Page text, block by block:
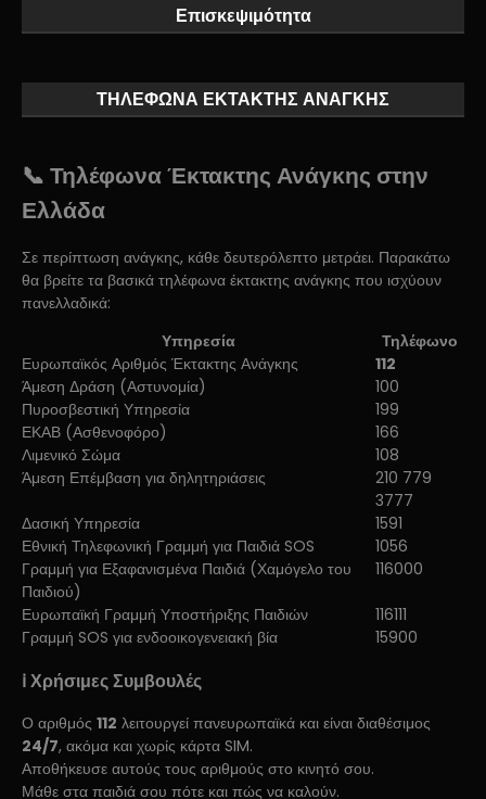
Επισκεψιμότητα
ΤΗΛΕΦΩΝΑ ΕΚΤΑΚΤΗΣ ΑΝΑΓΚΗΣ
📞 Τηλέφωνα Έκτακτης Ανάγκης στην
Ελλάδα
Σε περίπτωση ανάγκης, κάθε δευτερόλεπτο μετράει. Παρακάτω
θα βρείτε τα βασικά τηλέφωνα έκτακτης ανάγκης που ισχύουν
πανελλαδικά:
Υπηρεσία
Τηλέφωνο
Ευρωπαϊκός Αριθμός Έκτακτης Ανάγκης
112
Άμεση Δράση (Αστυνομία)
100
Πυροσβεστική Υπηρεσία
199
ΕΚΑΒ (Ασθενοφόρο)
166
Λιμενικό Σώμα
108
Άμεση Επέμβαση για δηλητηριάσεις
210 779
3777
Δασική Υπηρεσία
1591
Εθνική Τηλεφωνική Γραμμή για Παιδιά SOS
1056
Γραμμή για Εξαφανισμένα Παιδιά (Χαμόγελο του
Παιδιού)
116000
Ευρωπαϊκή Γραμμή Υποστήριξης Παιδιών
116111
Γραμμή SOS για ενδοοικογενειακή βία
15900
ℹ️ Χρήσιμες Συμβουλές
Ο αριθμός 112 λειτουργεί πανευρωπαϊκά και είναι διαθέσιμος
24/7, ακόμα και χωρίς κάρτα SIM.
Αποθήκευσε αυτούς τους αριθμούς στο κινητό σου.
Μάθε στα παιδιά σου πότε και πώς να καλούν.